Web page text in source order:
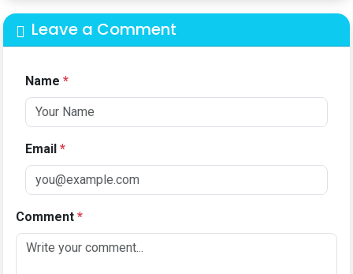
Leave a Comment
Name *
Email *
Comment *